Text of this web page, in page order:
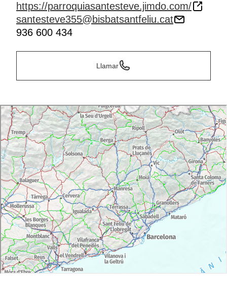
https://parroquiasantesteve.jimdo.com/
santesteve355@bisbatsantfeliu.cat
936 600 434
Llamar